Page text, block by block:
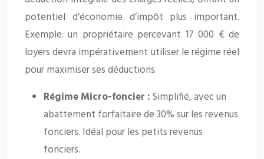
potentiel d’économie d’impôt plus important.
Exemple: un propriétaire percevant 17 000 € de
loyers devra impérativement utiliser le régime réel
pour maximiser ses déductions.
Régime Micro-foncier :Simplifié, avec un
abattement forfaitaire de 30% sur les revenus
fonciers. Idéal pour les petits revenus
fonciers.